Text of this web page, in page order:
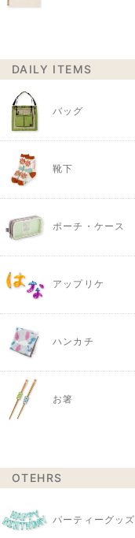
DAILY ITEMS
バッグ
靴下
ポーチ・ケース
アップリケ
ハンカチ
お箸
OTEHRS
パーティーグッズ